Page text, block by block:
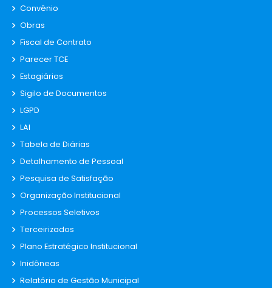
Convênio
Obras
Fiscal de Contrato
Parecer TCE
Estagiários
Sigilo de Documentos
LGPD
LAI
Tabela de Diárias
Detalhamento de Pessoal
Pesquisa de Satisfação
Organização Institucional
Processos Seletivos
Terceirizados
Plano Estratégico Institucional
Inidôneas
Relatório de Gestão Municipal